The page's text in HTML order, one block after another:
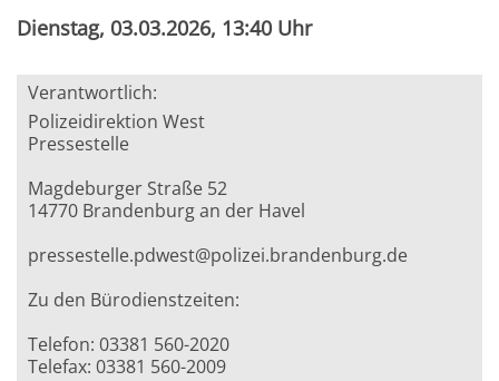
Dienstag, 03.03.2026, 13:40 Uhr
Verantwortlich:
Polizeidirektion West
Pressestelle
Magdeburger Straße 52
14770 Brandenburg an der Havel
pressestelle.pdwest@polizei.brandenburg.de
Zu den Bürodienstzeiten:
Telefon: 03381 560-2020
Telefax: 03381 560-2009